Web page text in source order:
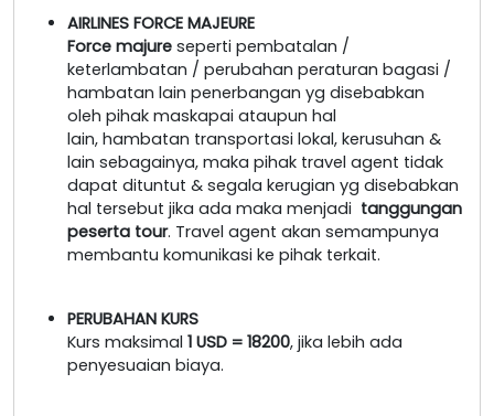
AIRLINES FORCE MAJEURE
Force majure seperti pembatalan /
keterlambatan / perubahan peraturan bagasi /
hambatan lain penerbangan yg disebabkan
oleh pihak maskapai ataupun hal
lain, hambatan transportasi lokal, kerusuhan &
lain sebagainya, maka pihak travel agent tidak
dapat dituntut & segala kerugian yg disebabkan
hal tersebut jika ada maka menjadi tanggungan
peserta tour. Travel agent akan semampunya
membantu komunikasi ke pihak terkait.
PERUBAHAN KURS
Kurs maksimal 1 USD = 18200, jika lebih ada
penyesuaian biaya.